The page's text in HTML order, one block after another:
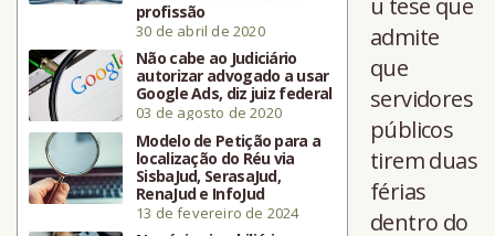
profissão
30 de abril de 2020
Não cabe ao Judiciário
autorizar advogado a usar
Google Ads, diz juiz federal
03 de agosto de 2020
Modelo de Petição para a
localização do Réu via
SisbaJud, SerasaJud,
RenaJud e InfoJud
13 de fevereiro de 2024
admite
que
servidores
públicos
tirem duas
férias
dentro do